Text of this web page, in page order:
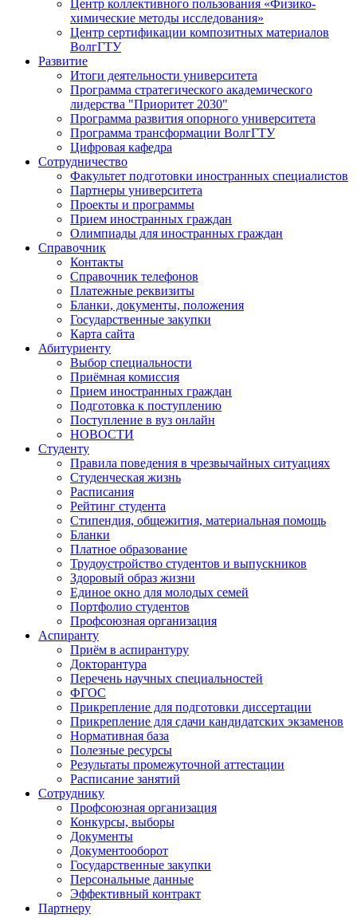
Центр коллективного пользования «Физико-
химические методы исследования»
Центр сертификации композитных материалов
ВолгГТУ
Развитие
Итоги деятельности университета
Программа стратегического академического
лидерства "Приоритет 2030"
Программа развития опорного университета
Программа трансформации ВолгГТУ
Цифровая кафедра
Сотрудничество
Факультет подготовки иностранных специалистов
Партнеры университета
Проекты и программы
Прием иностранных граждан
Олимпиады для иностранных граждан
Справочник
Контакты
Справочник телефонов
Платежные реквизиты
Бланки, документы, положения
Государственные закупки
Карта сайта
Абитуриенту
Выбор специальности
Приёмная комиссия
Прием иностранных граждан
Подготовка к поступлению
Поступление в вуз онлайн
НОВОСТИ
Студенту
Правила поведения в чрезвычайных ситуациях
Студенческая жизнь
Расписания
Рейтинг студента
Стипендия, общежития, материальная помощь
Бланки
Платное образование
Трудоустройство студентов и выпускников
Здоровый образ жизни
Единое окно для молодых семей
Портфолио студентов
Профсоюзная организация
Аспиранту
Приём в аспирантуру
Докторантура
Перечень научных специальностей
ФГОС
Прикрепление для подготовки диссертации
Прикрепление для сдачи кандидатских экзаменов
Нормативная база
Полезные ресурсы
Результаты промежуточной аттестации
Расписание занятий
Сотруднику
Профсоюзная организация
Конкурсы, выборы
Документы
Документооборот
Государственные закупки
Персональные данные
Эффективный контракт
Партнеру